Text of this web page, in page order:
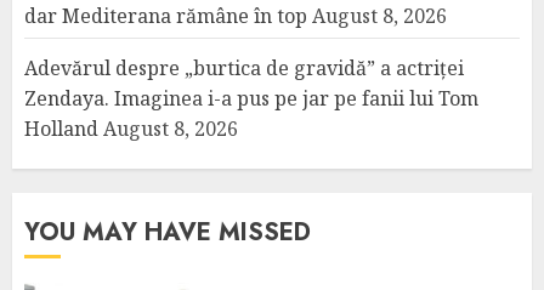
dar Mediterana rămâne în top August 8, 2026
Adevărul despre „burtica de gravidă” a actriței
Zendaya. Imaginea i-a pus pe jar pe fanii lui Tom
HollandAugust 8, 2026
YOU MAY HAVE MISSED